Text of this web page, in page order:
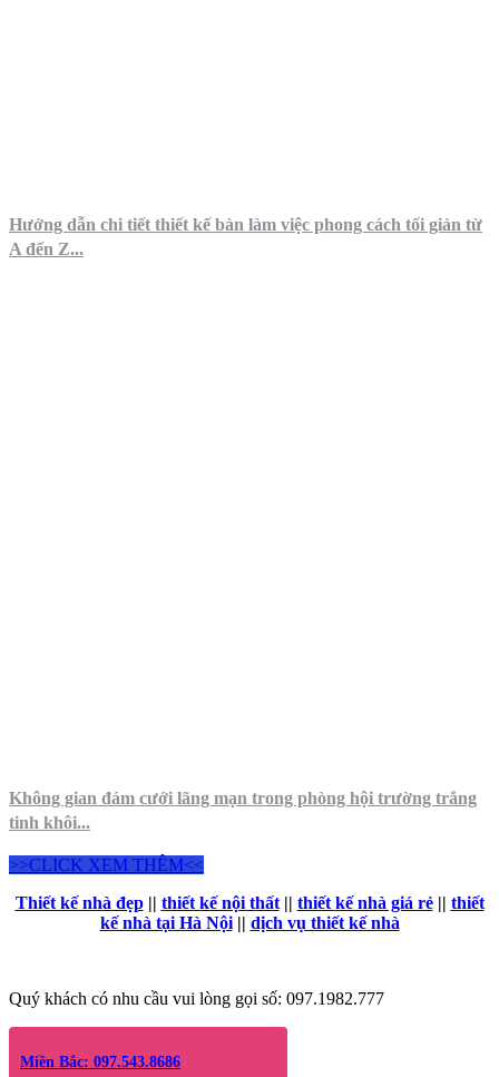
Hướng dẫn chi tiết thiết kế bàn làm việc phong cách tối giản từ
A đến Z...
Không gian đám cưới lãng mạn trong phòng hội trường trắng
tinh khôi...
>>CLICK XEM THÊM<<
Thiết kế nhà đẹp|| thiết kế nội thất|| thiết kế nhà giá rẻ || thiết
kế nhà tại Hà Nội|| dịch vụ thiết kế nhà
Quý khách có nhu cầu vui lòng gọi số: 097.1982.777
Miền Bắc: 097.543.8686